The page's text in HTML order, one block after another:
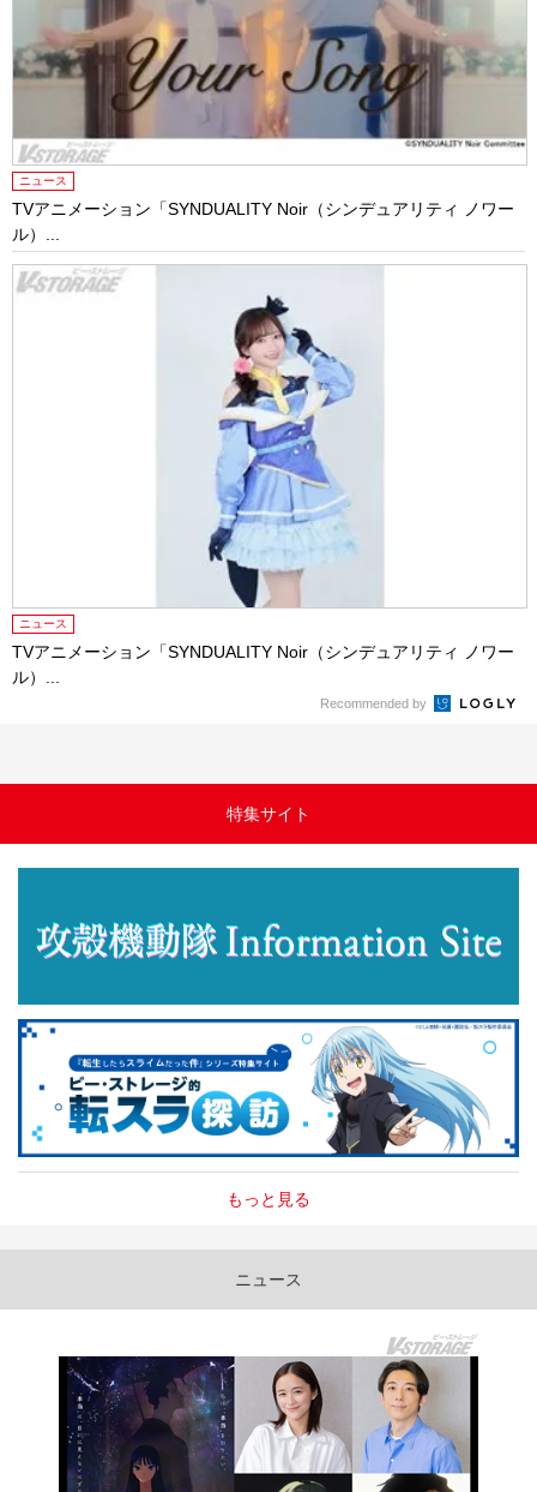
ニュース
TVアニメーション「SYNDUALITY Noir（シンデュアリティ ノワー
ル）...
ニュース
TVアニメーション「SYNDUALITY Noir（シンデュアリティ ノワー
ル）...
Recommended by
特集サイト
もっと見る
ニュース